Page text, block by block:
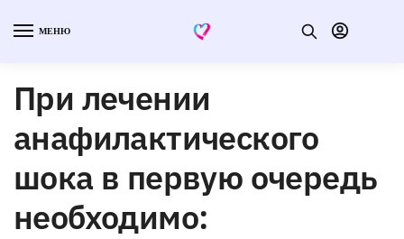
МЕНЮ
При лечении
анафилактического
шока в первую очередь
необходимо: